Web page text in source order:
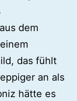
dem
das fühlt
an als
hätte es